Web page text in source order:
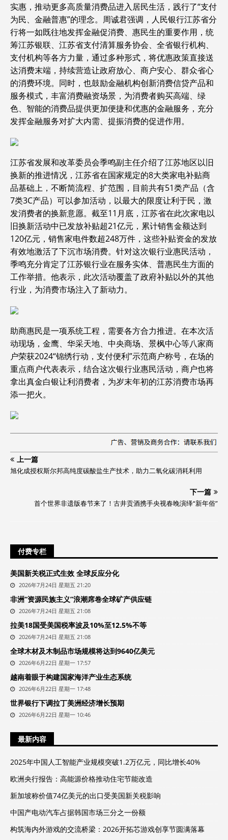
实惠，推动更多高质量消费品进入居民生活，践行了“支付
为民、金融普惠”的理念。周诚君强调，人民银行江苏省分
行将一如既往地发挥金融促消费、惠民生的重要作用，统
筹江苏银联、江苏省支付清算服务协会、全省银行机构、
支付机构等各方力量，通过多种形式，将优惠政策直接送
达消费末端，持续营造让政府放心、商户安心、群众省心
的消费环境。同时，也鼓励金融机构创新消费信贷产品和
服务模式，丰富消费融资场景，为消费者购买高端、绿
色、智能的消费品提供更加便捷和优惠的金融服务，充分
发挥金融服务对扩大内需、提振消费的促进作用。
江苏省发展和改革委员会季鸣副主任介绍了江苏地区以旧
换新的推进情况，江苏省在国家规定的8大类家电补贴商
品基础上，不断简流程、扩范围，目前共有51类产品（含
7类3C产品）可以参加活动，以最大的限度让利于民，激
发消费者的换新意愿。截至11月底，江苏省在此次家电以
旧换新活动中已发放补贴超21亿元，累计销售金额达到
120亿元，销售家电件数超248万件，这些补贴资金的发放
有效地激活了下沉市场消费。针对这次银行业惠民活动，
季鸣充分肯定了江苏银行业在服务实体、普惠民生方面的
工作举措。他表示，此次活动覆盖了政府补贴以外的其他
行业，为消费市场注入了新动力。
助商惠民是一项系统工程，需要各方合力推进。在本次活
动现场，金鹰、华采天地、 中央商场、景枫中心等八家商
户荣获2024“锦绣行动，支付便利”示范商户称号，在场的
重点商户代表表示，结合这次银行业惠民活动，商户也将
拿出真金白银让利消费者，为岁末年初的江苏消费市场再
添一把火。
上一篇
旭化成授权斯尔邦高纯度碳酸盐生产技术，助力二氧化碳消耗利用
下一篇
首个世界非遗版春节来了！古井贡酒携手央视春晚演绎“新年俗”
付费专栏
美国新关税正式生效 全球反应分化
2026年7月24日 星期五 21:20
非洲“资源民族主义”浪潮席卷全球矿产供应链
2026年7月24日 星期五 21:08
拉美18国受美国税率波及10%至12.5%不等
2026年7月24日 星期五 21:08
全球木材及木制品市场规模将达到9640亿美元
2026年6月22日 星期一 17:57
越南着眼于构建国家海洋产业生态系统
2026年6月22日 星期一 17:48
世界银行下调拉丁美洲经济增长预期
2026年6月22日 星期一 10:46
最新内容
2025年中国人工智能产业规模突破1.2万亿元，同比增长40%
欧洲央行报告：高能源价格推动住宅节能改造
新加坡称价值74亿美元的出口受美国新关税影响
中国产电动汽车占据韩国市场三分之一份额
构筑海内外游戏的交流桥梁：2026开拓芯游戏创享节圆满落幕